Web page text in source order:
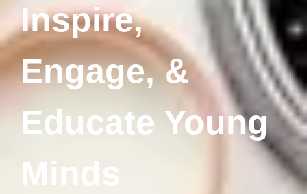
Inspire,
Engage, &
Educate Young
Minds